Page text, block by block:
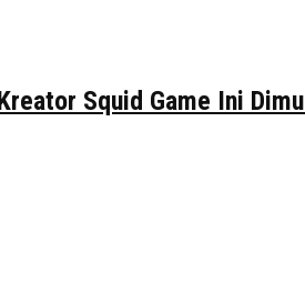
Squid Game Ini